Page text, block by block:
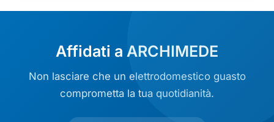
Affidati a ARCHIMEDE
Non lasciare che un elettrodomestico guasto
comprometta la tua quotidianità.